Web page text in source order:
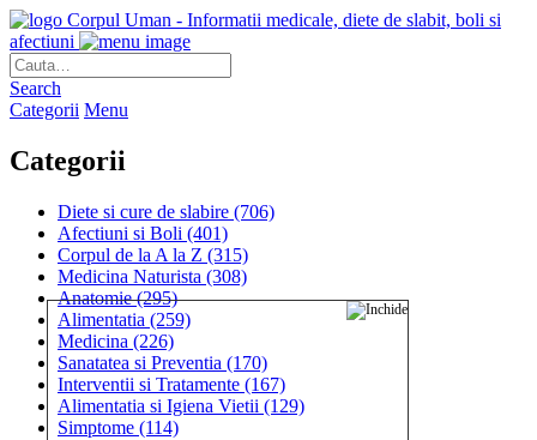
Corpul Uman - Informatii medicale, diete de slabit, boli si
afectiuni
Search
Categorii Menu
Categorii
Diete si cure de slabire (706)
Afectiuni si Boli (401)
Corpul de la A la Z (315)
Medicina Naturista (308)
Anatomie(295)
Alimentatia (259)
Medicina (226)
Sanatatea si Preventia (170)
Interventii si Tratamente (167)
Alimentatia si Igiena Vietii (129)
Simptome (114)